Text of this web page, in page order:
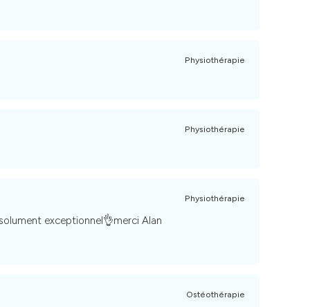
Physiothérapie
Physiothérapie
Physiothérapie
exceptionnel👌merci Alan
Ostéothérapie